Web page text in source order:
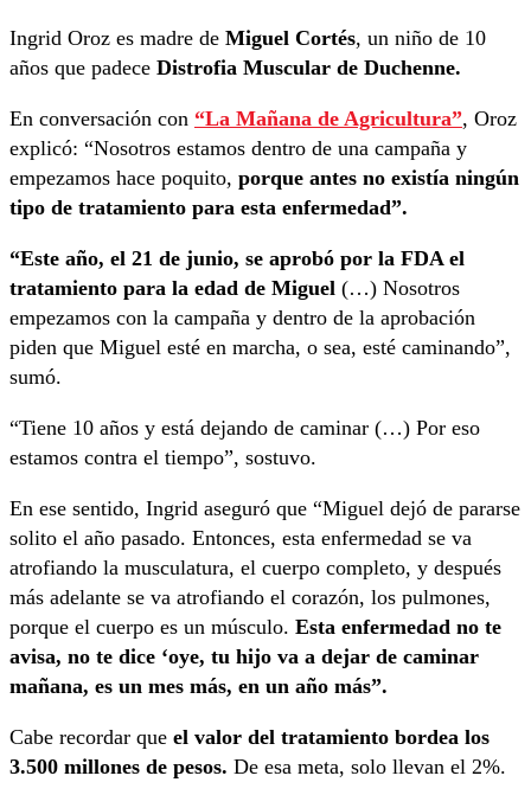
Ingrid Oroz es madre de Miguel Cortés, un niño de 10
años que padece Distrofia Muscular de Duchenne.
En conversación con “La Mañana de Agricultura”, Oroz
explicó: “Nosotros estamos dentro de una campaña y
empezamos hace poquito, porque antes no existía ningún
tipo de tratamiento para esta enfermedad”.
“Este año, el 21 de junio, se aprobó por la FDA el
tratamiento para la edad de Miguel (…) Nosotros
empezamos con la campaña y dentro de la aprobación
piden que Miguel esté en marcha, o sea, esté caminando”,
sumó.
“Tiene 10 años y está dejando de caminar (…) Por eso
estamos contra el tiempo”, sostuvo.
En ese sentido, Ingrid aseguró que “Miguel dejó de pararse
solito el año pasado. Entonces, esta enfermedad se va
atrofiando la musculatura, el cuerpo completo, y después
más adelante se va atrofiando el corazón, los pulmones,
porque el cuerpo es un músculo. Esta enfermedad no te
avisa, no te dice ‘oye, tu hijo va a dejar de caminar
mañana, es un mes más, en un año más”.
Cabe recordar que el valor del tratamiento bordea los
3.500 millones de pesos. De esa meta, solo llevan el 2%.